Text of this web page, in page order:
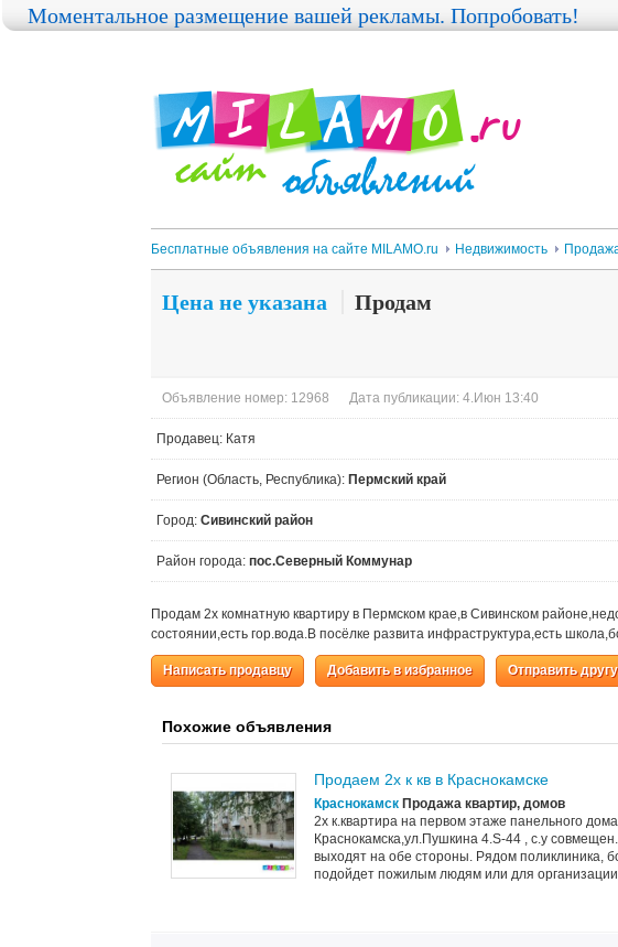
Бесплатные объявления на сайте MILAMO.ru Недвижимость
Цена не указана Продам
Объявление номер: 12968 Дата публикации: 4.Июн 13:40
Продавец: Катя
Регион (Область, Республика): Пермский край
Город: Сивинский район
Район города: пос.Северный Коммунар
Продам 2х комнатную квартиру в Пермском крае,в Сивинском
состоянии,есть гор.вода.В посёлке развита инфраструктура,есть
Написать продавцу Добавить в избранное Отправить другу
Похожие объявления
Продаем 2х к кв в Краснокамске
Краснокамск Продажа квартир, домов
2х к.квартира на первом этаже панельного
Краснокамска,ул.Пушкина 4.S-44 , с.у
выходят на обе стороны. Рядом поликлиника,
подойдет пожилым людям или для организации
Моментальное размещение вашей рекламы. Попробовать!